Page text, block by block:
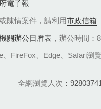
電子報
陳情案件，請利用市政信箱
關辦公日曆表 ，辦公時間：
FireFox、Edge、Safari瀏
全網瀏覽人次